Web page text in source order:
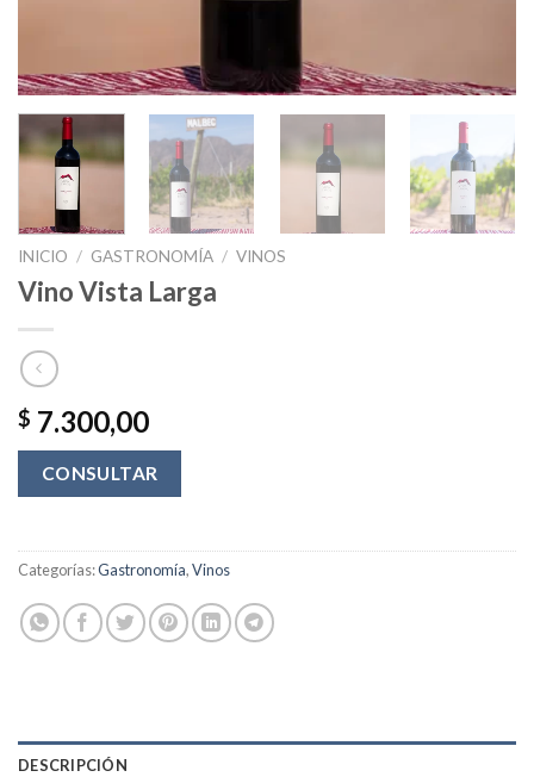
INICIO / GASTRONOMÍA / VINOS
Vino Vista Larga
$ 7.300,00
CONSULTAR
Categorías:Gastronomía,Vinos
DESCRIPCIÓN